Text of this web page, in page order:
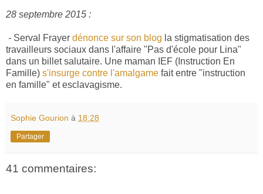
28 septembre 2015 :
- Serval Frayer dénonce sur son blog la stigmatisation des
travailleurs sociaux dans l'affaire "Pas d'école pour Lina"
dans un billet salutaire. Une maman IEF (Instruction En
Famille) s'insurge contre l'amalgame fait entre "instruction
en famille" et esclavagisme.
Sophie Gourion à 18:28
Partager
41 commentaires: